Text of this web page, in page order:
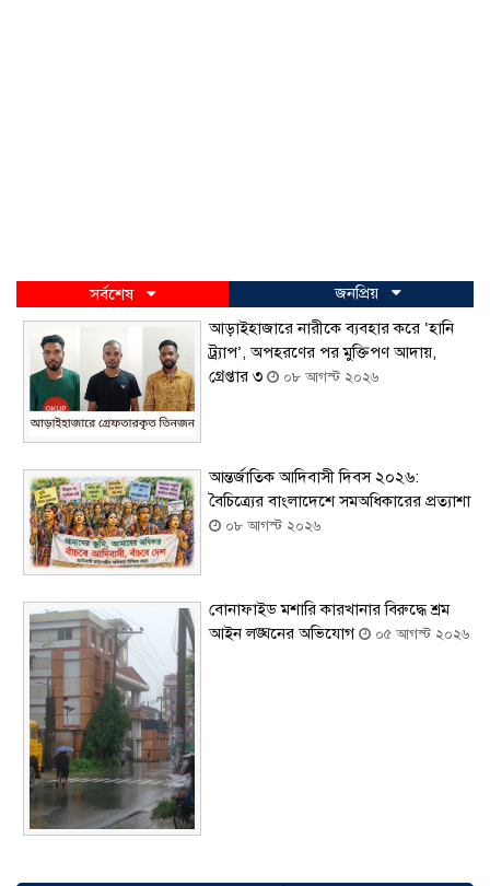
সর্বশেষ
জনপ্রিয়
আড়াইহাজারে নারীকে ব্যবহার করে ‘হানি
ট্র্যাপ’, অপহরণের পর মুক্তিপণ আদায়,
গ্রেপ্তার ৩
০৮ আগস্ট ২০২৬
আন্তর্জাতিক আদিবাসী দিবস ২০২৬:
বৈচিত্র্যের বাংলাদেশে সমঅধিকারের প্রত্যাশা
০৮ আগস্ট ২০২৬
বোনাফাইড মশারি কারখানার বিরুদ্ধে শ্রম
আইন লঙ্ঘনের অভিযোগ
০৫ আগস্ট ২০২৬